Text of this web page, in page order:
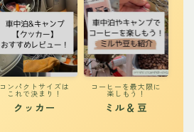
コンパクトサイズは
これで決まり！
クッカー
コーヒーを最大限に
楽しもう！
ミル＆豆